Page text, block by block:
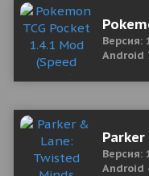
Версия:
Android
Версия:
Android